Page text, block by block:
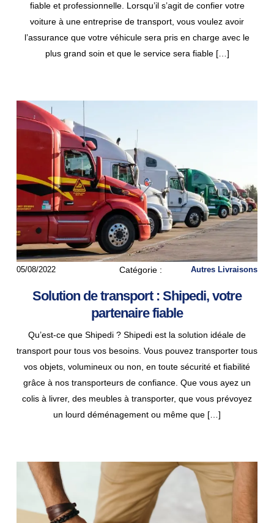
fiable et professionnelle. Lorsqu’il s’agit de confier votre
voiture à une entreprise de transport, vous voulez avoir
l’assurance que votre véhicule sera pris en charge avec le
plus grand soin et que le service sera fiable […]
05/08/2022 Catégorie : Autres Livraisons
Solution de transport : Shipedi, votre
partenaire fiable
Qu’est-ce que Shipedi ? Shipedi est la solution idéale de
transport pour tous vos besoins. Vous pouvez transporter tous
vos objets, volumineux ou non, en toute sécurité et fiabilité
grâce à nos transporteurs de confiance. Que vous ayez un
colis à livrer, des meubles à transporter, que vous prévoyez
un lourd déménagement ou même que […]